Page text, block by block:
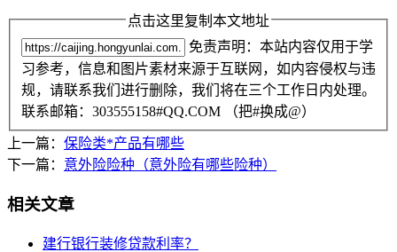
点击这里复制本文地址
免责声明：本站内容仅用于学
习参考，信息和图片素材来源于互联网，如内容侵权与违
规，请联系我们进行删除，我们将在三个工作日内处理。
联系邮箱：303555158#QQ.COM （把#换成@）
上一篇： 保险类*产品有哪些
下一篇： 意外险险种（意外险有哪些险种）
相关文章
建行银行装修贷款利率？